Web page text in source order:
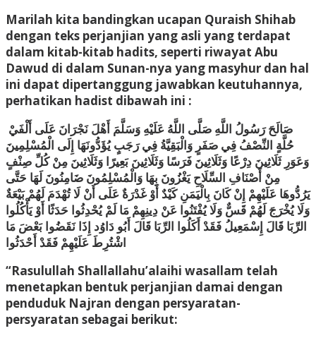
Marilah kita bandingkan ucapan Quraish Shihab
dengan teks perjanjian yang asli yang terdapat
dalam kitab-kitab hadits, seperti riwayat Abu
Dawud di dalam Sunan-nya yang masyhur dan hal
ini dapat dipertanggung jawabkan keutuhannya,
perhatikan hadist dibawah ini :
حُلَّةٍ النِّصْفُ فِي صَفَرٍ وَالْبَقِيَّةُ فِي رَجَبٍ يُؤَدُّونَهَا إِلَى الْمُسْلِمِينَ
وَعَوَرِ ثَلَاثِينَ دِرْعًا وَثَلَاثِينَ فَرَسًا وَثَلَاثِينَ بَعِيرًا وَثَلَاثِينَ مِنْ كُلِّ صِنْفٍ
مِنْ أَصْنَافِ السِّلَاحِ يَغْزُونَ بِهَا وَالْمُسْلِمُونَ ضَامِنُونَ لَهَا حَتَّى
يَرُدُّوهَا عَلَيْهِمْ إِنْ كَانَ بِالْيَمَنِ كَيْدٌ أَوْ غَدْرَةٌ عَلَى أَنْ لَا تُهْدَمَ لَهُمْ بَيْعَةٌ
وَلَا يُخْرَجَ لَهُمْ قَسٌّ وَلَا يُفْتَنُوا عَنْ دِينِهِمْ مَا لَمْ يُحْدِثُوا حَدَثًا أَوْ يَأْكُلُوا
الرِّبَا قَالَ إِسْمَعِيلُ فَقَدْ أَكَلُوا الرِّبَا قَالَ أَبُو دَاوُد إِذَا نَقَضُوا بَعْضَ مَا
اشْتُرِطَ عَلَيْهِمْ فَقَدْ أَحْدَثُوا
“Rasulullah Shallallahu’alaihi wasallam telah
menetapkan bentuk perjanjian damai dengan
penduduk Najran dengan persyaratan-
persyaratan sebagai berikut: